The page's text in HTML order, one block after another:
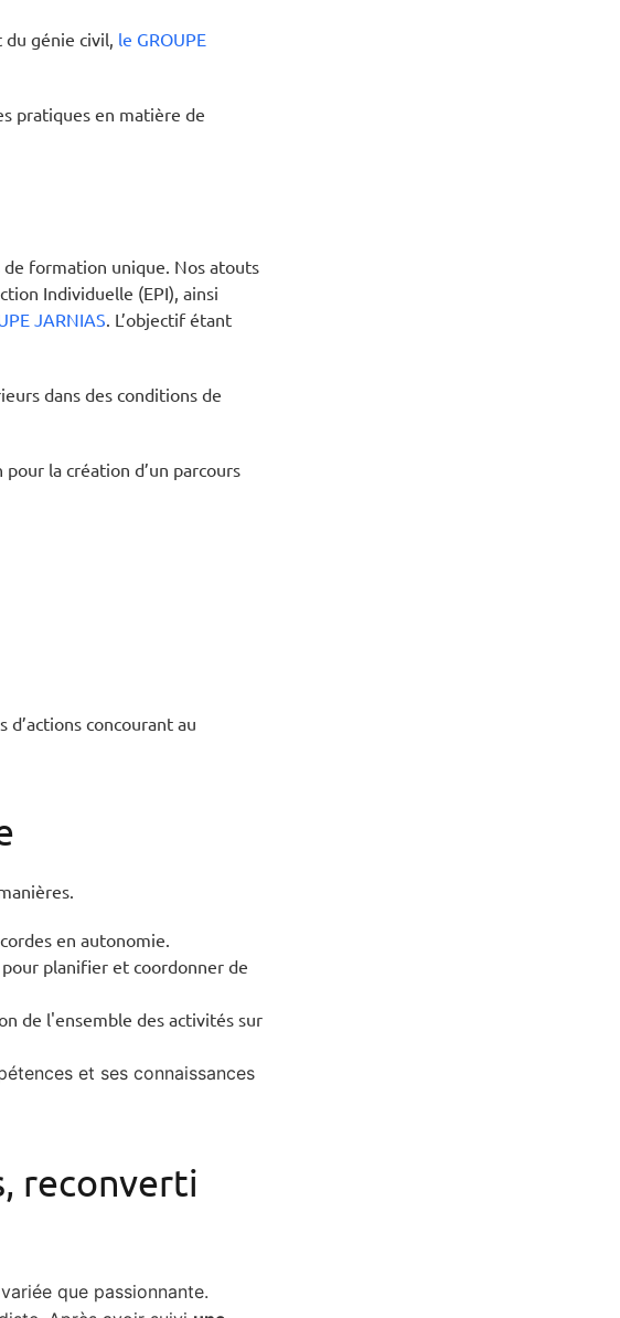
génie civil, le GROUPE
pratiques en matière de
de formation unique. Nos atouts
Individuelle (EPI), ainsi
JARNIAS . L’objectif étant
dans des conditions de
la création d’un parcours
concourant au
en autonomie.
pour planifier et coordonner de
de l'ensemble des activités sur
et ses connaissances
reconverti
que passionnante.